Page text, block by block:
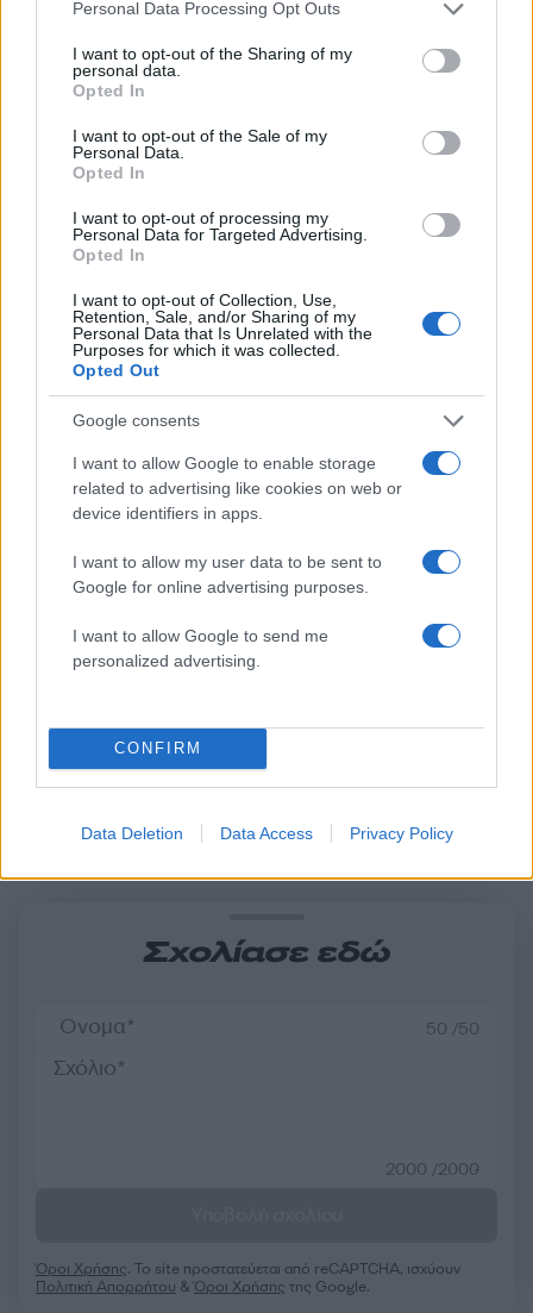
not limited to your visit or usage behaviour. You may click to
grant or deny consent to Google and its third-party tags to
use your data for below specified purposes in below Google
consent section.
Personal Data Processing Opt Outs
I want to opt-out of the Sharing of my
personal data.
Opted In
I want to opt-out of the Sale of my
Personal Data.
Opted In
I want to opt-out of processing my
Personal Data for Targeted Advertising.
Opted In
I want to opt-out of Collection, Use,
Retention, Sale, and/or Sharing of my
Personal Data that Is Unrelated with the
Purposes for which it was collected.
Opted Out
Google consents
I want to allow Google to enable storage
related to advertising like cookies on web or
device identifiers in apps.
I want to allow my user data to be sent to
Google for online advertising purposes.
I want to allow Google to send me
personalized advertising.
CONFIRM
Data Deletion Data Access Privacy Policy
Σχόλια
Σχολίασε εδώ
50 /50
2000 /2000
Όροι Χρήσης. Το site προστατεύεται από reCAPTCHA, ισχύουν
Πολιτική Απορρήτου &Όροι Χρήσης της Google.
Αν τα χάσατε
του ιού του Δυτικού Νείλου
με κρούσματα στην Αττική
- «Καμπανάκι» από τον
δημόσιας υγείας
Κρήτη: Τουρίστας
πόσο να πληρώσει